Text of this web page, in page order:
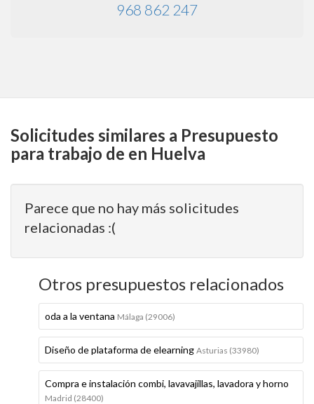
968 862 247
Solicitudes similares a Presupuesto
para trabajo de en Huelva
Parece que no hay más solicitudes
relacionadas :(
Otros presupuestos relacionados
oda a la ventana Málaga (29006)
Diseño de plataforma de elearning Asturias (33980)
Compra e instalación combi, lavavajillas, lavadora y horno
Madrid (28400)